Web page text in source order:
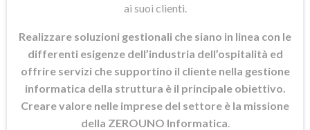
ai suoi clienti.
Realizzare soluzioni gestionali che siano in linea con le
differenti esigenze dell’industria dell’ospitalità ed
offrire servizi che supportino il cliente nella gestione
informatica della struttura è il principale obiettivo.
Creare valore nelle imprese del settore è la missione
della ZEROUNO Informatica